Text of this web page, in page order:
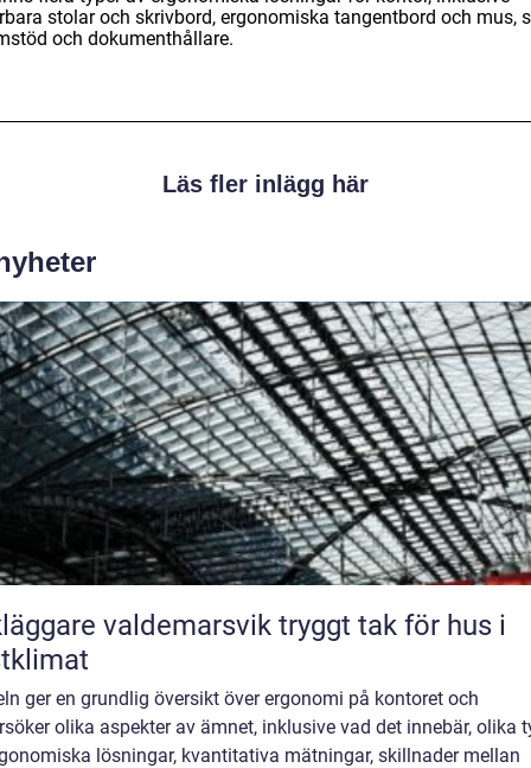
stolar och skrivbord, ergonomiska tangentbord och mus,
och dokumenthållare.
Läs fler inlägg här
valdemarsvik tryggt tak för hus i
ger en grundlig översikt över ergonomi på kontoret och
olika aspekter av ämnet, inklusive vad det innebär, olika
lösningar, kvantitativa mätningar, skillnader mellan